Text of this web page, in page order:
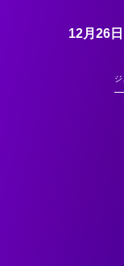
12月26
ジ